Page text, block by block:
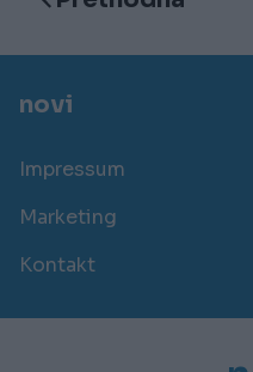
novi
Impressum
Marketing
Kontakt